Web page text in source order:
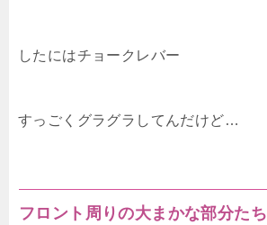
したにはチョークレバー
すっごくグラグラしてんだけど…
フロント周りの大まかな部分たち